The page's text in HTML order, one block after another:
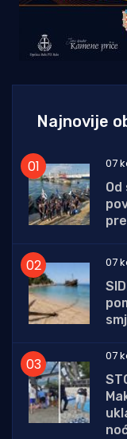
Najnovije
07
07
07